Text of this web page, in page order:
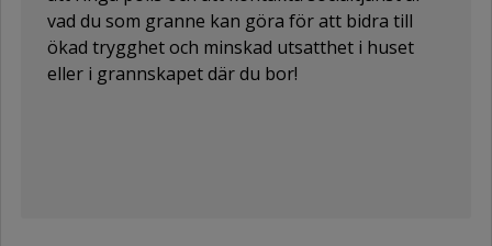
vad du som granne kan göra för att bidra till
ökad trygghet och minskad utsatthet i huset
eller i grannskapet där du bor!